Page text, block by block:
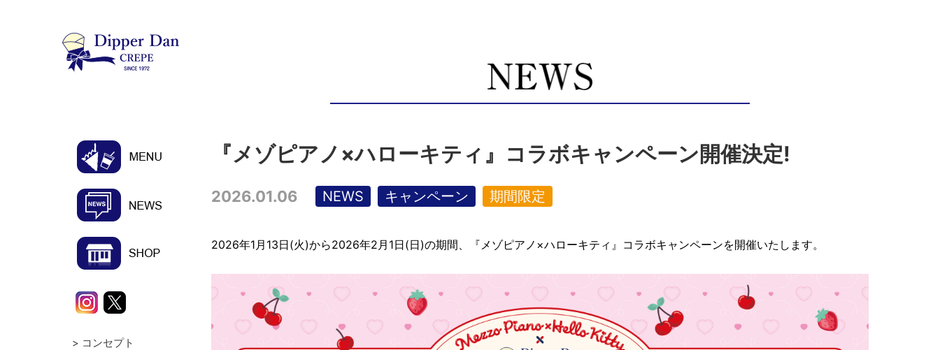
コンセプト
『メゾピアノ×ハローキティ』コラボキャンペーン開催決定!
2026.01.06 NEWS キャンペーン 期間限定
2026年1月13日(火)から2026年2月1日(日)の期間、『メゾピアノ×ハローキティ』コラボキャンペーンを開催いたします。